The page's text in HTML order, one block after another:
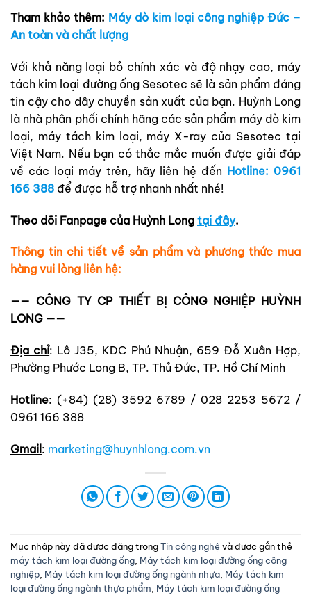
Tham khảo thêm: Máy dò kim loại công nghiệp Đức –
An toàn và chất lượng
Với khả năng loại bỏ chính xác và độ nhạy cao, máy
tách kim loại đường ống Sesotec sẽ là sản phẩm đáng
tin cậy cho dây chuyền sản xuất của bạn. Huỳnh Long
là nhà phân phối chính hãng các sản phẩm máy dò kim
loại, máy tách kim loại, máy X-ray của Sesotec tại
Việt Nam. Nếu bạn có thắc mắc muốn được giải đáp
về các loại máy trên, hãy liên hệ đến Hotline: 0961
166 388 để được hỗ trợ nhanh nhất nhé!
Theo dõi Fanpage của Huỳnh Long tại đây.
Thông tin chi tiết về sản phẩm và phương thức mua
hàng vui lòng liên hệ:
—— CÔNG TY CP THIẾT BỊ CÔNG NGHIỆP HUỲNH
LONG ——
Địa chỉ: Lô J35, KDC Phú Nhuận, 659 Đỗ Xuân Hợp,
Phường Phước Long B, TP. Thủ Đức, TP. Hồ Chí Minh
Hotline: (+84) (28) 3592 6789 / 028 2253 5672 /
0961 166 388
Gmail: marketing@huynhlong.com.vn
Mục nhập này đã được đăng trongTin công nghệ và được gắn thẻ
máy tách kim loại đường ống Máy tách kim loại đường ống công
nghiệp Máy tách kim loại đường ống ngành nhựa Máy tách kim
loại đường ống ngành thực phẩm Máy tách kim loại đường ống